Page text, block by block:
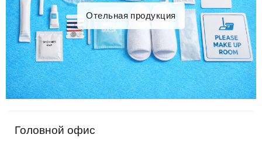
Отельная продукция